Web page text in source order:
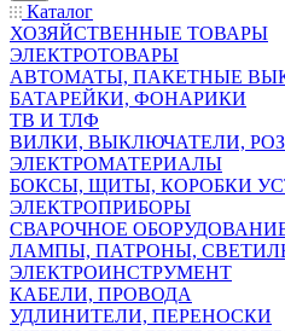
Каталог
ХОЗЯЙСТВЕННЫЕ ТОВАРЫ
ЭЛЕКТРОТОВАРЫ
АВТОМАТЫ, ПАКЕТНЫЕ
БАТАРЕЙКИ, ФОНАРИКИ
ТВ И ТЛФ
ВИЛКИ, ВЫКЛЮЧАТЕЛИ,
ЭЛЕКТРОМАТЕРИАЛЫ
БОКСЫ, ЩИТЫ, КОРОБКИ
ЭЛЕКТРОПРИБОРЫ
СВАРОЧНОЕ
ЛАМПЫ, ПАТРОНЫ,
ЭЛЕКТРОИНСТРУМЕНТ
КАБЕЛИ, ПРОВОДА
УДЛИНИТЕЛИ, ПЕРЕНОСКИ